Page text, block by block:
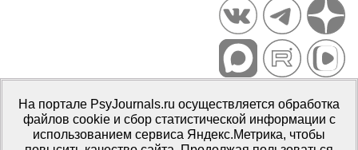
Портал психологических изданий PsyJournals.ru, 2007–2026
Правила использования материалов
Свидетельство регистрации СМИЭл № ФС77-66447 от 14 июля
2016 г.
На портале PsyJournals.ru осуществляется обработка
файлов cookie и сбор статистической информации с
использованием сервиса Яндекс.Метрика, чтобы